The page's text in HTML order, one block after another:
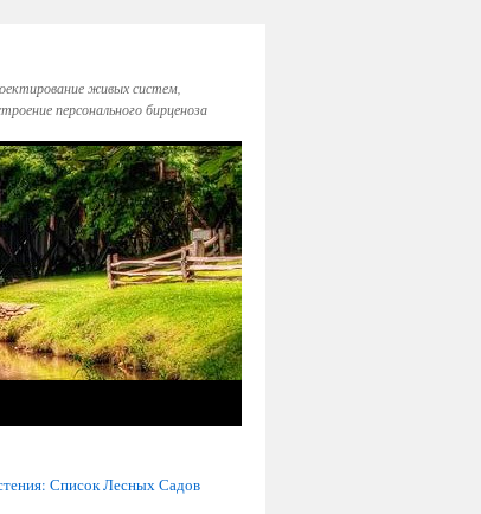
живых систем,
персонального бирценоза
Список Лесных Садов